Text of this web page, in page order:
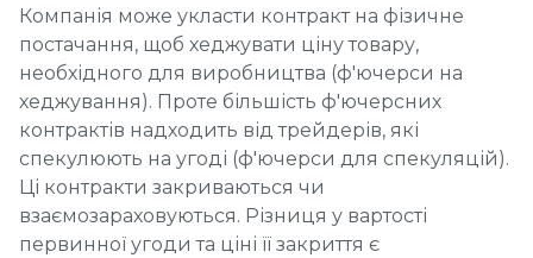
Компанія може укласти контракт на фізичне
постачання, щоб хеджувати ціну товару,
необхідного для виробництва (ф'ючерси на
хеджування). Проте більшість ф'ючерсних
контрактів надходить від трейдерів, які
спекулюють на угоді (ф'ючерси для спекуляцій).
Ці контракти закриваються чи
взаємозараховуються. Різниця у вартості
первинної угоди та ціні її закриття є